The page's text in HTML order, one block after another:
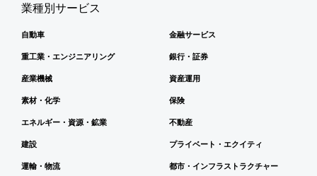
業種別サービス
自動車
重工業・エンジニアリング
産業機械
素材・化学
エネルギー・資源・鉱業
建設
運輸・物流
金融サービス
銀行・証券
資産運用
保険
不動産
プライベート・エクイティ
都市・インフラストラクチャー